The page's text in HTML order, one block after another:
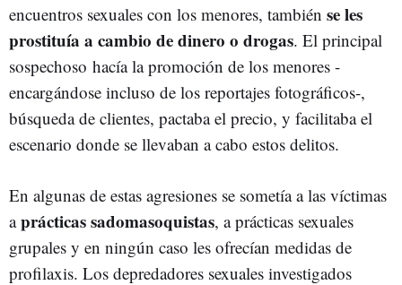
encuentros sexuales con los menores, también se les
prostituía a cambio de dinero o drogas. El principal
sospechoso hacía la promoción de los menores -
encargándose incluso de los reportajes fotográficos-,
búsqueda de clientes, pactaba el precio, y facilitaba el
escenario donde se llevaban a cabo estos delitos.
En algunas de estas agresiones se sometía a las víctimas
aprácticas sadomasoquistas, a prácticas sexuales
grupales y en ningún caso les ofrecían medidas de
profilaxis. Los depredadores sexuales investigados